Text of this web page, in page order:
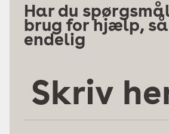
Har du
brug for hjælp,
endelig
her